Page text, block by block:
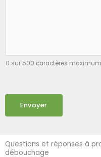
0 sur 500 caractères
Envoyer
Questions et réponses à
débouchage